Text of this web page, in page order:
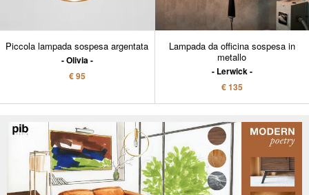
Piccola lampada sospesa argentata
Olivia
€ 95
Lampada da officina sospesa in
metallo
Lerwick
€ 135